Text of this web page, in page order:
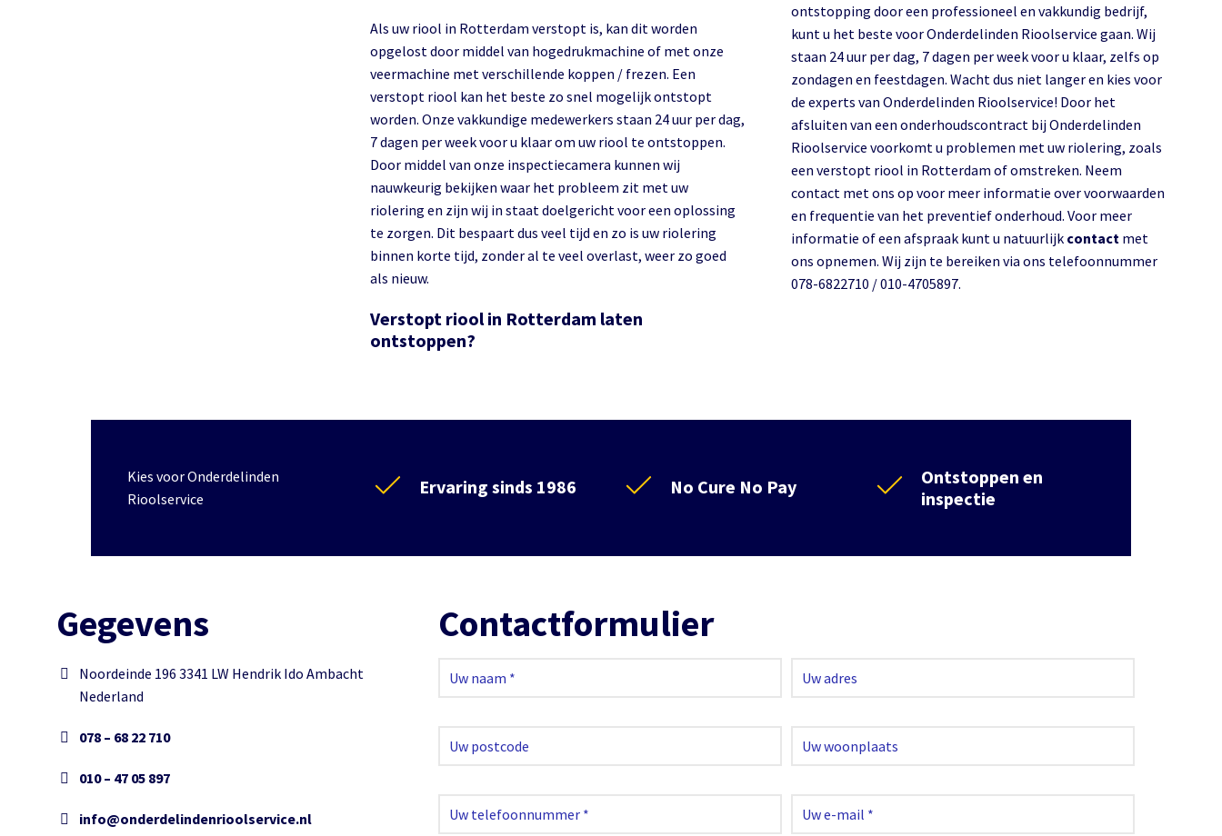
Als uw riool in Rotterdam verstopt is, kan dit worden
opgelost door middel van hogedrukmachine of met onze
veermachine met verschillende koppen / frezen. Een
verstopt riool kan het beste zo snel mogelijk ontstopt
worden. Onze vakkundige medewerkers staan 24 uur per dag,
7 dagen per week voor u klaar om uw riool te ontstoppen.
Door middel van onze inspectiecamera kunnen wij
nauwkeurig bekijken waar het probleem zit met uw
riolering en zijn wij in staat doelgericht voor een oplossing
te zorgen. Dit bespaart dus veel tijd en zo is uw riolering
binnen korte tijd, zonder al te veel overlast, weer zo goed
als nieuw.
Verstopt riool in Rotterdam laten
ontstoppen?
ontstopping door een professioneel en vakkundig bedrijf,
kunt u het beste voor Onderdelinden Rioolservice gaan. Wij
staan 24 uur per dag, 7 dagen per week voor u klaar, zelfs op
zondagen en feestdagen. Wacht dus niet langer en kies voor
de experts van Onderdelinden Rioolservice! Door het
afsluiten van een onderhoudscontract bij Onderdelinden
Rioolservice voorkomt u problemen met uw riolering, zoals
een verstopt riool in Rotterdam of omstreken. Neem
contact met ons op voor meer informatie over voorwaarden
en frequentie van het preventief onderhoud. Voor meer
informatie of een afspraak kunt u natuurlijk contact met
ons opnemen. Wij zijn te bereiken via ons telefoonnummer
078-6822710 / 010-4705897.
Kies voor Onderdelinden
Rioolservice
Ervaring sinds 1986 No Cure No Pay
Ontstoppen en
inspectie
Gegevens
Noordeinde 196 3341 LW Hendrik Ido Ambacht
Nederland
078 – 68 22 710
010 – 47 05 897
info@onderdelindenrioolservice.nl
Contactformulier